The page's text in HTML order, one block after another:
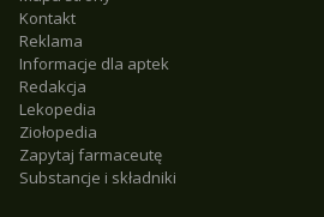
Kontakt
Reklama
Informacje dla aptek
Redakcja
Lekopedia
Ziołopedia
Zapytaj farmaceutę
Substancje i składniki